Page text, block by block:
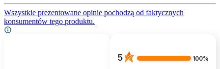
Wszystkie prezentowane opinie pochodzą od faktycznych
konsumentów tego produktu.
5 100%